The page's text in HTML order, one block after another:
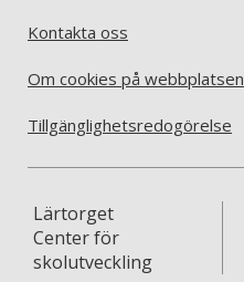
Kontakta oss
Om cookies på webbplatsen
Tillgänglighetsredogörelse
Lärtorget
Center för
skolutveckling